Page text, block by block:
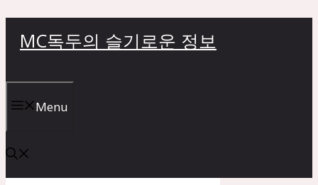
너
뛰
기
MC독두의 슬기로운 정보
Menu